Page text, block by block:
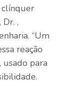
clínquer
,
“Um
reação
usado para